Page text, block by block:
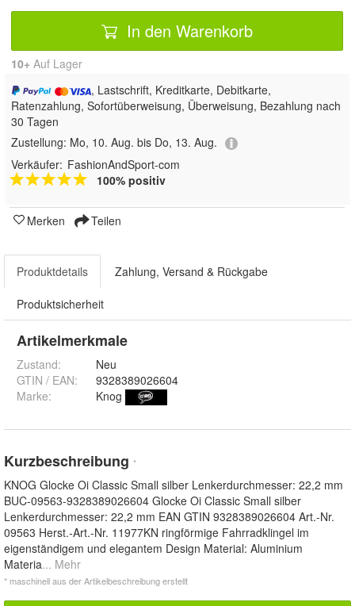
In den Warenkorb
10+ Auf Lager
, Lastschrift, Kreditkarte, Debitkarte,
Ratenzahlung, Sofortüberweisung, Überweisung, Bezahlung nach
30 Tagen
Zustellung: Mo, 10. Aug. bis Do, 13. Aug.
Verkäufer: FashionAndSport-com
100% positiv
Merken Teilen
Produktdetails Zahlung, Versand & Rückgabe
Produktsicherheit
Artikelmerkmale
Zustand:
Neu
GTIN / EAN:
9328389026604
Marke:
Knog
Kurzbeschreibung *
KNOG Glocke Oi Classic Small silber Lenkerdurchmesser: 22,2 mm
BUC-09563-9328389026604 Glocke Oi Classic Small silber
Lenkerdurchmesser: 22,2 mm EAN GTIN 9328389026604 Art.-Nr.
09563 Herst.-Art.-Nr. 11977KN ringförmige Fahrradklingel im
eigenständigem und elegantem Design Material: Aluminium
Materia... Mehr
* maschinell aus der Artikelbeschreibung erstellt